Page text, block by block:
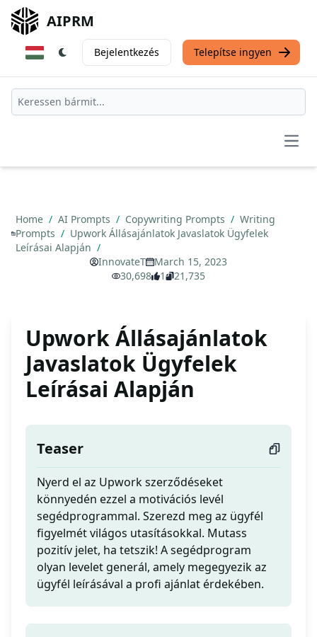
AIPRM
Bejelentkezés Telepítse ingyen
Home / AI Prompts / Copywriting Prompts / Writing
Prompts / Upwork Állásajánlatok Javaslatok Ügyfelek
Leírásai Alapján /
InnovateT
March 15, 2023
30,698
1 21,735
Upwork Állásajánlatok
Javaslatok Ügyfelek
Leírásai Alapján
Teaser
Nyerd el az Upwork szerződéseket
könnyedén ezzel a motivációs levél
segédprogrammal. Szerezd meg az ügyfél
figyelmét világos utasításokkal. Mutass
pozitív jelet, ha tetszik! A segédprogram
olyan levelet generál, amely megegyezik az
ügyfél leírásával a profi ajánlat érdekében.